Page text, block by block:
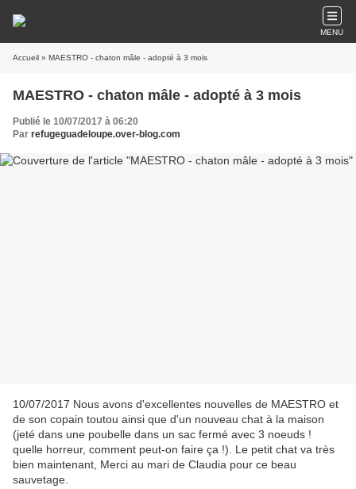
MENU
Accueil » MAESTRO - chaton mâle - adopté à 3 mois
MAESTRO - chaton mâle - adopté à 3 mois
Publié le 10/07/2017 à 06:20
Par refugeguadeloupe.over-blog.com
10/07/2017 Nous avons d'excellentes nouvelles de MAESTRO et
de son copain toutou ainsi que d'un nouveau chat à la maison
(jeté dans une poubelle dans un sac fermé avec 3 noeuds !
quelle horreur, comment peut-on faire ça !). Le petit chat va très
bien maintenant, Merci au mari de Claudia pour ce beau
sauvetage.